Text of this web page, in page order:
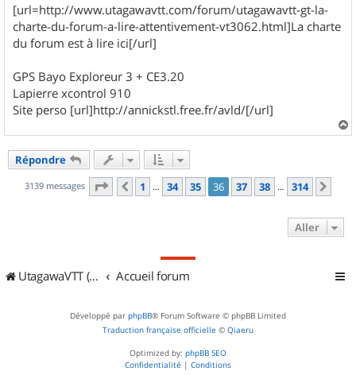
[url=http://www.utagawavtt.com/forum/utagawavtt-gt-la-
charte-du-forum-a-lire-attentivement-vt3062.html]La charte
du forum est à lire ici[/url]
GPS Bayo Exploreur 3 + CE3.20
Lapierre xcontrol 910
Site perso [url]http://annickstl.free.fr/avld/[/url]
a
Répondre
3139 messages Page 36 sur314
Précédent
1 … 34 35 36 37 38 … 314
Aller
UtagawaVTT (Randos VTT et VTTAE avec traces GPS) Accueil forum
Développé par phpBB® Forum Software © phpBB Limited
Traduction française officielle © Qiaeru
Optimized by: phpBB SEO
Confidentialité | Conditions